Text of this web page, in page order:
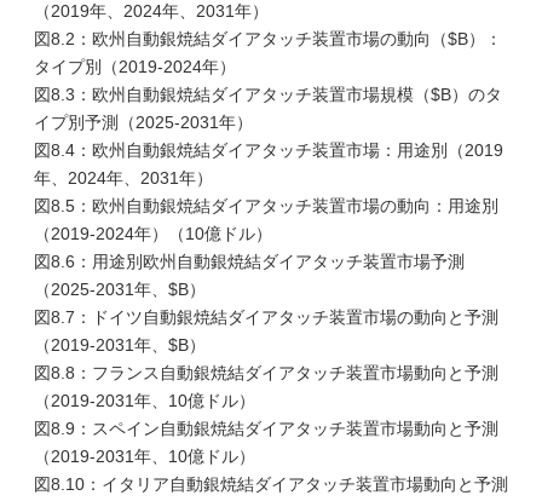
（2019年、2024年、2031年）
図8.2：欧州自動銀焼結ダイアタッチ装置市場の動向（$B）：
タイプ別（2019-2024年）
図8.3：欧州自動銀焼結ダイアタッチ装置市場規模（$B）のタ
イプ別予測（2025-2031年）
図8.4：欧州自動銀焼結ダイアタッチ装置市場：用途別（2019
年、2024年、2031年）
図8.5：欧州自動銀焼結ダイアタッチ装置市場の動向：用途別
（2019-2024年）（10億ドル）
図8.6：用途別欧州自動銀焼結ダイアタッチ装置市場予測
（2025-2031年、$B）
図8.7：ドイツ自動銀焼結ダイアタッチ装置市場の動向と予測
（2019-2031年、$B）
図8.8：フランス自動銀焼結ダイアタッチ装置市場動向と予測
（2019-2031年、10億ドル）
図8.9：スペイン自動銀焼結ダイアタッチ装置市場動向と予測
（2019-2031年、10億ドル）
図8.10：イタリア自動銀焼結ダイアタッチ装置市場動向と予測